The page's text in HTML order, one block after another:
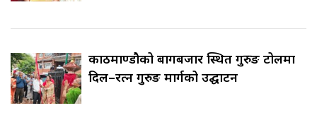
काठमाण्डौको बागबजार स्थित गुरुङ टोलमा
दिल–रत्न गुरुङ मार्गको उद्घाटन